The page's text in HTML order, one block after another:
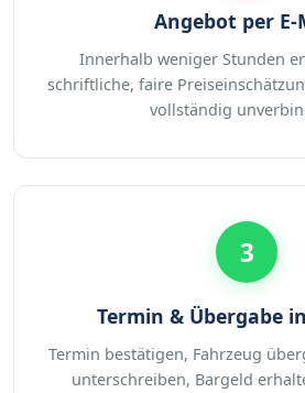
Angebot per E-
Innerhalb weniger Stunden
schriftliche, faire
vollständig
3
Termin & Übergabe
Termin bestätigen, Fahrzeug
unterschreiben, Bargeld